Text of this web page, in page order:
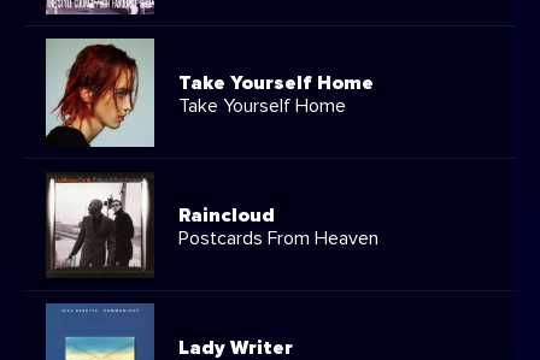
Take Yourself Home
Take Yourself Home
Raincloud
Postcards From Heaven
Lady Writer